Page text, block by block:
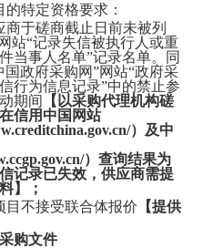
合整治
的特定资格要求：
商于磋商截止日前未被列
站“记录失信被执行人或重
当事人名单”记录名单。同
国政府采购网”网站“政府采
行为信息记录”中的禁止参
期间
【以采购代理机构磋
信用中国网站
）及中
）查询结果为
记录已失效，供应商需提
】
；
目不接受联合体报价 【提供
购文件